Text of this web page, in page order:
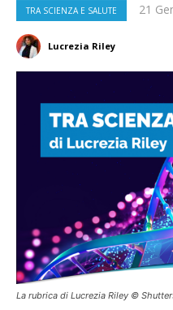
TRA SCIENZA E SALUTE 21
Lucrezia Riley
La rubrica di Lucrezia Riley ©